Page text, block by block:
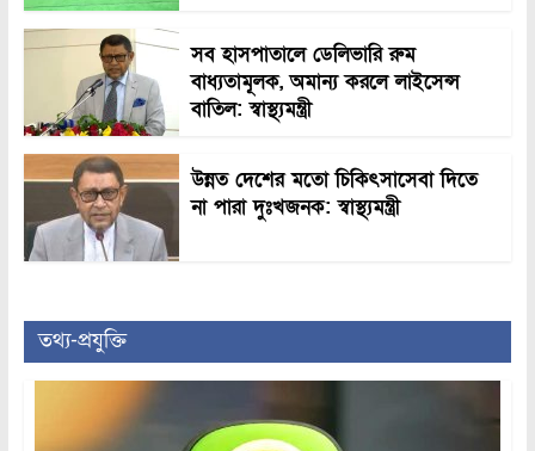
সব হাসপাতালে ডেলিভারি রুম
বাধ্যতামূলক, অমান্য করলে লাইসেন্স
বাতিল: স্বাস্থ্যমন্ত্রী
উন্নত দেশের মতো চিকিৎসাসেবা দিতে
না পারা দুঃখজনক: স্বাস্থ্যমন্ত্রী
তথ্য-প্রযুক্তি